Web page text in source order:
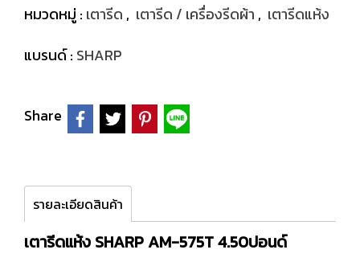
หมวดหมู่ : เตารีด , เตารีด / เครื่องรีดผ้า , เตารีดแห้ง
แบรนด์ : SHARP
Share
รายละเอียดสินค้า
เตารีดแห้ง SHARP AM-575T 4.50ปอนด์